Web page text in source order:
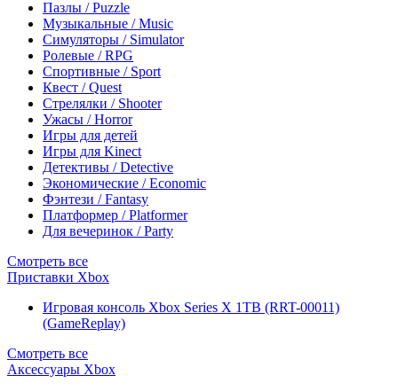
Пазлы / Puzzle
Музыкальные / Music
Симуляторы / Simulator
Ролевые / RPG
Спортивные / Sport
Квест / Quest
Стрелялки / Shooter
Ужасы / Horror
Игры для детей
Игры для Kinect
Детективы / Detective
Экономические / Economic
Фэнтези / Fantasy
Платформер / Platformer
Для вечеринок / Party
Смотреть все
Приставки Xbox
Игровая консоль Xbox Series X 1TB (RRT-00011)
(GameReplay)
Смотреть все
Аксессуары Xbox